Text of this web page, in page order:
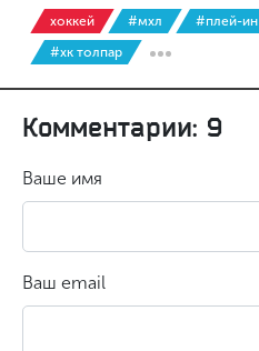
хоккей #мхл #плей-ин
#хк толпар
Комментарии: 9
Ваше имя
Ваш email